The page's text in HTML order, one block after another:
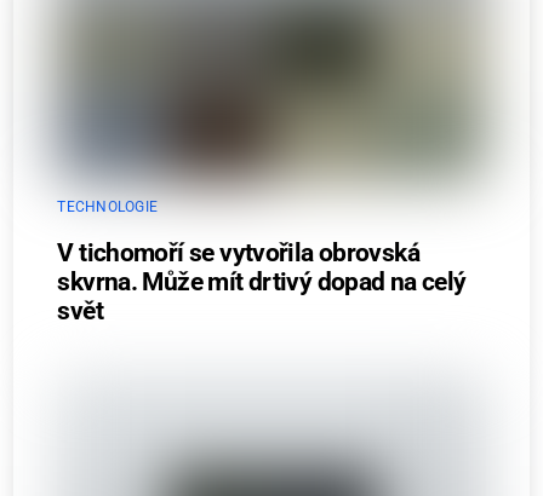
TECHNOLOGIE
V tichomoří se vytvořila obrovská
skvrna. Může mít drtivý dopad na celý
svět